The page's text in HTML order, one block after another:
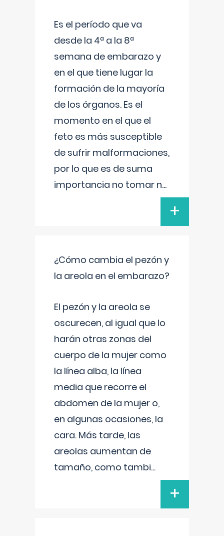
Es el período que va
desde la 4ª a la 8ª
semana de embarazo y
en el que tiene lugar la
formación de la mayoría
de los órganos. Es el
momento en el que el
feto es más susceptible
de sufrir malformaciones,
por lo que es de suma
importancia no tomar n...
+
¿Cómo cambia el pezón y
la areola en el embarazo?
El pezón y la areola se
oscurecen, al igual que lo
harán otras zonas del
cuerpo de la mujer como
la línea alba, la línea
media que recorre el
abdomen de la mujer o,
en algunas ocasiones, la
cara. Más tarde, las
areolas aumentan de
tamaño, como tambi...
+